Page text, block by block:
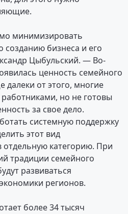
минимизировать
созданию бизнеса и его
Цыбульский. — Во-
ценность семейного
далеки от этого, многие
но не готовы
за свое дело.
системную поддержку
этот вид
отдельную категорию. При
традиции семейного
развиваться
регионов.
более 34 тысяч